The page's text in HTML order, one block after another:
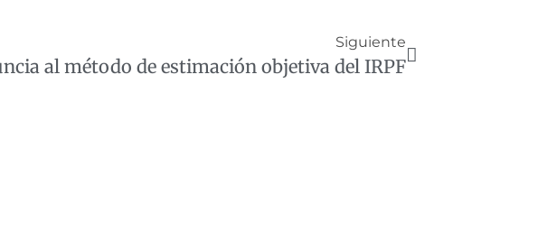
Siguiente
al método de estimación objetiva del IRPF